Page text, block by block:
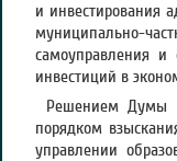
и инвестирования
муниципально-
самоуправления и
инвестиций в
Решением Думы
порядком
управлении